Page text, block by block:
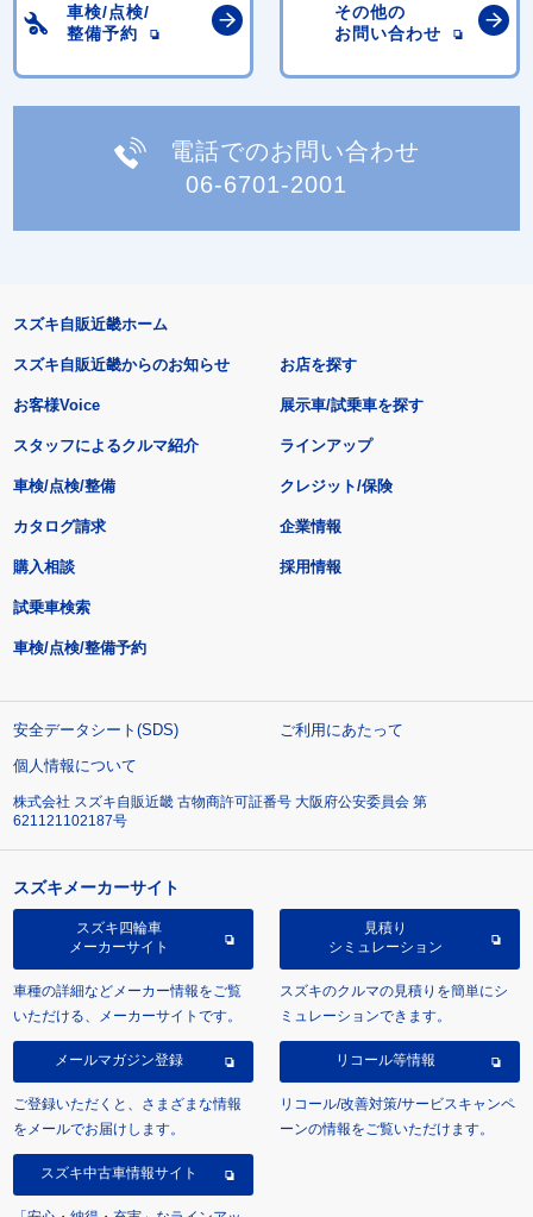
車検/点検/
整備予約
その他の
お問い合わせ
電話でのお問い合わせ
06-6701-2001
スズキ自販近畿ホーム
スズキ自販近畿からのお知らせ
お客様Voice
スタッフによるクルマ紹介
お店を探す
展示車/試乗車を探す
ラインアップ
車検/点検/整備 クレジット/保険
カタログ請求
購入相談
試乗車検索
車検/点検/整備予約
企業情報
採用情報
安全データシート(SDS)
ご利用にあたって
個人情報について
株式会社 スズキ自販近畿 古物商許可証番号 大阪府公安委員会 第
621121102187号
スズキメーカーサイト
スズキ四輪車
メーカーサイト
車種の詳細などメーカー情報をご覧
いただける、メーカーサイトです。
見積り
シミュレーション
スズキのクルマの見積りを簡単にシ
ミュレーションできます。
メールマガジン登録
ご登録いただくと、さまざまな情報
をメールでお届けします。
リコール等情報
リコール/改善対策/サービスキャンペ
ーンの情報をご覧いただけます。
スズキ中古車情報サイト